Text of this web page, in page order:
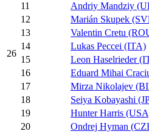
26
11
Andriy Mandziy
12
Marián Skupek
13
Valentin Cretu
14
Lukas Peccei (ITA)
15
Leon Haselrieder
16
Eduard Mihai
17
Mirza Nikolajev
18
Seiya Kobayashi
19
Hunter Harris
20
Ondrej Hyman